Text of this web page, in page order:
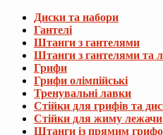
Диски та набори
Гантелі
Штанги з гантелями
Штанги з гантелями та
Грифи
Грифи олімпійські
Тренувальні лавки
Стійки для грифів та
Стійки для жиму лежачи
Штанги із прямим